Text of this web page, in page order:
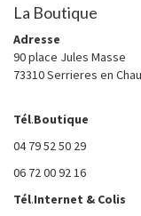
La Boutique
Adresse
90 place Jules Masse
73310 Serrieres en
Tél.Boutique
04 79 52 50 29
06 72 00 92 16
Tél.Internet & Colis